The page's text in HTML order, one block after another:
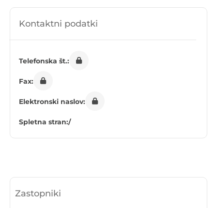
Kontaktni podatki
Telefonska št.:
Fax:
Elektronski naslov:
Spletna stran:/
Zastopniki